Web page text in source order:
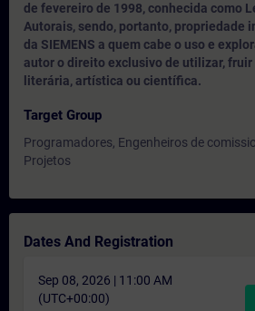
de fevereiro de 1998, conhecida como
Autorais, sendo, portanto, propriedade
da SIEMENS a quem cabe o uso e
autor o direito exclusivo de utilizar, fruir
literária, artística ou científica.
Target Group
Programadores, Engenheiros de
Projetos
Dates And Registration
Sep 08, 2026 | 11:00 AM
(UTC+00:00)